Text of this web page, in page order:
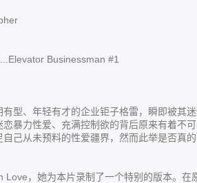
Businessman #1
、年轻有才的企业钜子格雷，瞬即被其迷
暴力性爱、充满控制欲的背后原来有着不
己从未预料的性爱疆界，然而此举是否真
Love，她为本片录制了一个特别的版本。在